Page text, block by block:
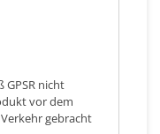
GPSR nicht
vor dem
gebracht